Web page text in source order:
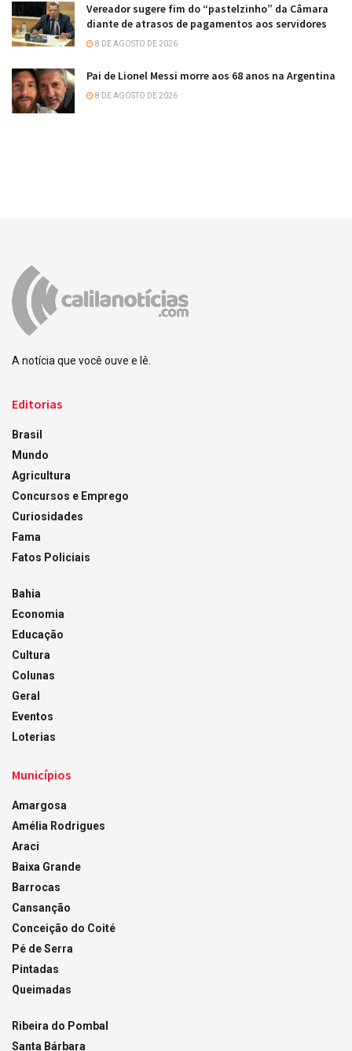
Vereador sugere fim do “pastelzinho” da Câmara
diante de atrasos de pagamentos aos servidores
8 DE AGOSTO DE 2026
Pai de Lionel Messi morre aos 68 anos na Argentina
8 DE AGOSTO DE 2026
A notícia que você ouve e lê.
Editorias
Brasil
Mundo
Agricultura
Concursos e Emprego
Curiosidades
Fama
Fatos Policiais
Bahia
Economia
Educação
Cultura
Colunas
Geral
Eventos
Loterias
Municípios
Amargosa
Amélia Rodrigues
Araci
Baixa Grande
Barrocas
Cansanção
Conceição do Coité
Pé de Serra
Pintadas
Queimadas
Ribeira do Pombal
Santa Bárbara